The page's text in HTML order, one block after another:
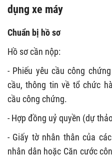
dụng xe máy
Chuẩn bị hồ sơ
Hồ sơ cần nộp:
- Phiếu yêu cầu công
cầu, thông tin về tổ chức
cầu công chứng.
- Hợp đồng uỷ quyền (dự
- Giấy tờ nhân thân của
nhân dân hoặc Căn cước